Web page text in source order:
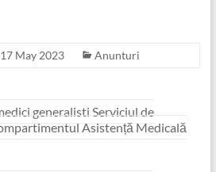
17 May 2023 Anunturi
generalisti Serviciul de
Asistență Medicală